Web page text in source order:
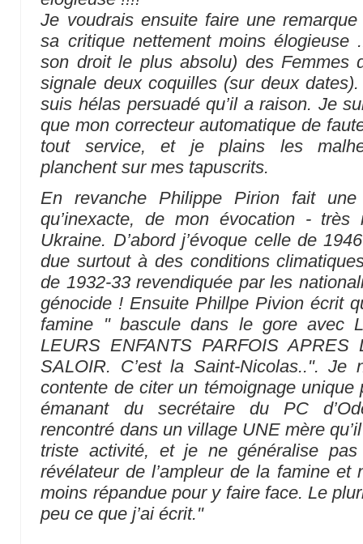
Je voudrais ensuite faire une
sa critique nettement moins élogieuse
son droit le plus absolu) des Femmes
signale deux coquilles (sur deux
suis hélas persuadé qu’il a raison. Je
que mon correcteur automatique de
tout service, et je plains les
planchent sur mes tapuscrits.
En revanche Philippe Pirion fait
qu’inexacte, de mon évocation -
Ukraine. D’abord j’évoque celle de
due surtout à des conditions
de 1932-33 revendiquée par les
génocide ! Ensuite Phillpe Pivion écrit
famine " bascule dans le gore avec
LEURS ENFANTS PARFOIS
SALOIR. C’est la Saint-Nicolas..". Je
contente de citer un témoignage
émanant du secrétaire du PC
rencontré dans un village UNE mère
triste activité, et je ne généralise
révélateur de l’ampleur de la famine et
moins répandue pour y faire face. Le
peu ce que j’ai écrit."